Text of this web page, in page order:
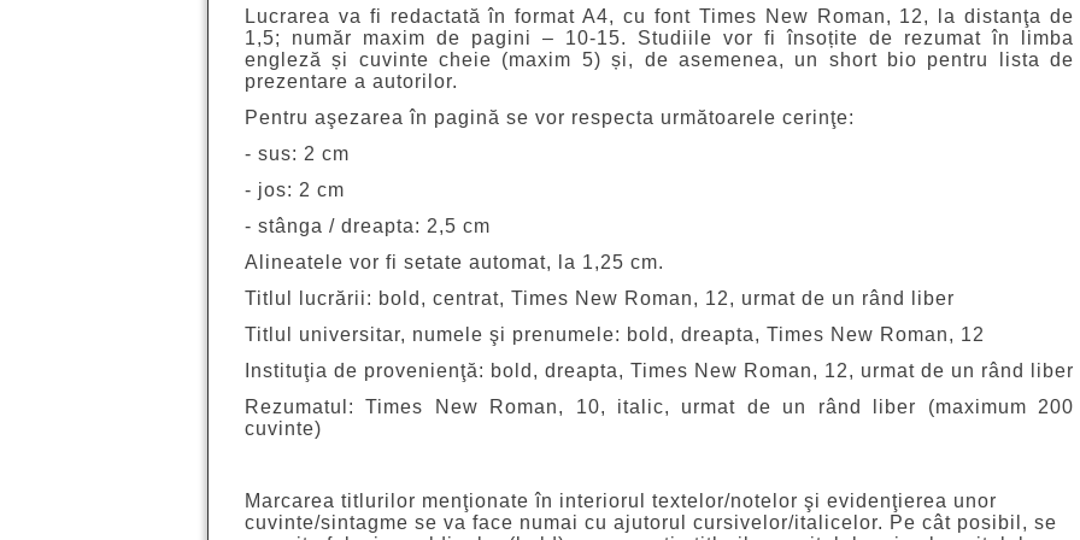
Lucrarea va fi redactată în format A4, cu font Times New Roman, 12, la distanţa de
1,5; număr maxim de pagini – 10-15. Studiile vor fi însoțite de rezumat în limba
engleză și cuvinte cheie (maxim 5) și, de asemenea, un short bio pentru lista de
prezentare a autorilor.
Pentru aşezarea în pagină se vor respecta următoarele cerinţe:
- sus: 2 cm
- jos: 2 cm
- stânga / dreapta: 2,5 cm
Alineatele vor fi setate automat, la 1,25 cm.
Titlul lucrării: bold, centrat, Times New Roman, 12, urmat de un rând liber
Titlul universitar, numele şi prenumele: bold, dreapta, Times New Roman, 12
Instituţia de provenienţă: bold, dreapta, Times New Roman, 12, urmat de un rând liber
Rezumatul: Times New Roman, 10, italic, urmat de un rând liber (maximum 200
cuvinte)
Marcarea titlurilor menţionate în interiorul textelor/notelor şi evidenţierea unor
cuvinte/sintagme se va face numai cu ajutorul cursivelor/italicelor. Pe cât posibil, se